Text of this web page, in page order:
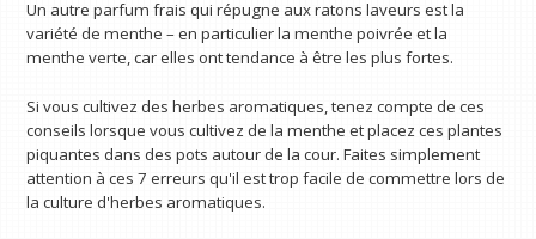
Un autre parfum frais qui répugne aux ratons laveurs est la
variété de menthe – en particulier la menthe poivrée et la
menthe verte, car elles ont tendance à être les plus fortes.
Si vous cultivez des herbes aromatiques, tenez compte de ces
conseils lorsque vous cultivez de la menthe et placez ces plantes
piquantes dans des pots autour de la cour. Faites simplement
attention à ces 7 erreurs qu'il est trop facile de commettre lors de
la culture d'herbes aromatiques.